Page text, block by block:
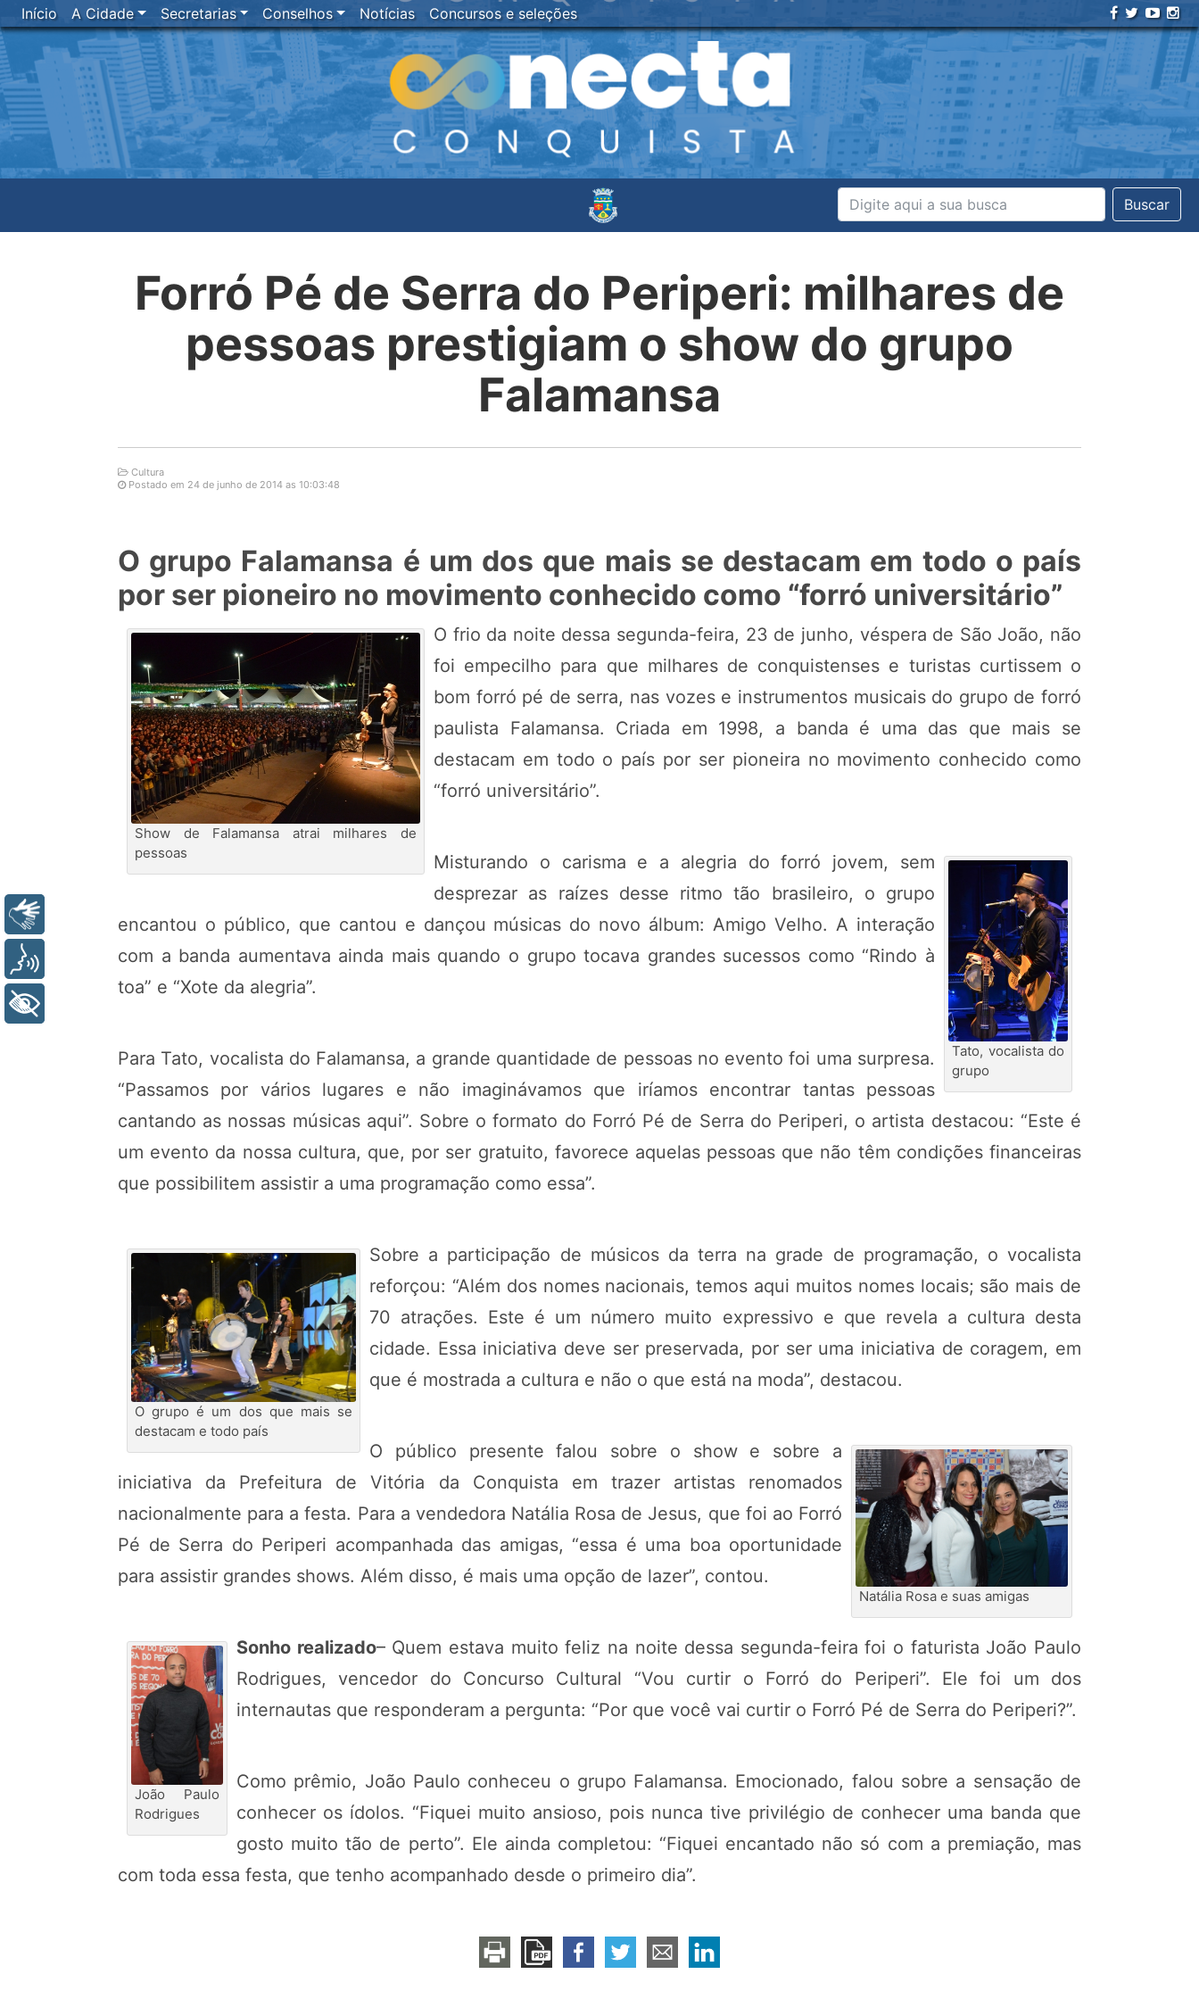
Início A Cidade Secretarias Conselhos Notícias Concursos e seleções
Buscar
Forró Pé de Serra do Periperi: milhares de
pessoas prestigiam o show do grupo
Falamansa
Cultura
Postado em 24 de junho de 2014 as 10:03:48
O grupo Falamansa é um dos que mais se destacam em todo o país
por ser pioneiro no movimento conhecido como “forró universitário”
Show de Falamansa atrai milhares de
pessoas
O frio da noite dessa segunda-feira, 23 de junho, véspera de São João, não
foi empecilho para que milhares de conquistenses e turistas curtissem o
bom forró pé de serra, nas vozes e instrumentos musicais do grupo de forró
paulista Falamansa. Criada em 1998, a banda é uma das que mais se
destacam em todo o país por ser pioneira no movimento conhecido como
“forró universitário”.
Tato, vocalista do
grupo
Misturando o carisma e a alegria do forró jovem, sem
desprezar as raízes desse ritmo tão brasileiro, o grupo
encantou o público, que cantou e dançou músicas do novo álbum: Amigo Velho. A interação
com a banda aumentava ainda mais quando o grupo tocava grandes sucessos como “Rindo à
toa” e “Xote da alegria”.
Para Tato, vocalista do Falamansa, a grande quantidade de pessoas no evento foi uma surpresa.
“Passamos por vários lugares e não imaginávamos que iríamos encontrar tantas pessoas
cantando as nossas músicas aqui”. Sobre o formato do Forró Pé de Serra do Periperi, o artista destacou: “Este é
um evento da nossa cultura, que, por ser gratuito, favorece aquelas pessoas que não têm condições financeiras
que possibilitem assistir a uma programação como essa”.
O grupo é um dos que mais se
destacam e todo país
Sobre a participação de músicos da terra na grade de programação, o vocalista
reforçou: “Além dos nomes nacionais, temos aqui muitos nomes locais; são mais de
70 atrações. Este é um número muito expressivo e que revela a cultura desta
cidade. Essa iniciativa deve ser preservada, por ser uma iniciativa de coragem, em
que é mostrada a cultura e não o que está na moda”, destacou.
Natália Rosa e suas amigas
O público presente falou sobre o show e sobre a
iniciativa da Prefeitura de Vitória da Conquista em trazer artistas renomados
nacionalmente para a festa. Para a vendedora Natália Rosa de Jesus, que foi ao Forró
Pé de Serra do Periperi acompanhada das amigas, “essa é uma boa oportunidade
para assistir grandes shows. Além disso, é mais uma opção de lazer”, contou.
João Paulo
Rodrigues
Sonho realizado– Quem estava muito feliz na noite dessa segunda-feira foi o faturista João Paulo
Rodrigues, vencedor do Concurso Cultural “Vou curtir o Forró do Periperi”. Ele foi um dos
internautas que responderam a pergunta: “Por que você vai curtir o Forró Pé de Serra do Periperi?”.
Como prêmio, João Paulo conheceu o grupo Falamansa. Emocionado, falou sobre a sensação de
conhecer os ídolos. “Fiquei muito ansioso, pois nunca tive privilégio de conhecer uma banda que
gosto muito tão de perto”. Ele ainda completou: “Fiquei encantado não só com a premiação, mas
com toda essa festa, que tenho acompanhado desde o primeiro dia”.